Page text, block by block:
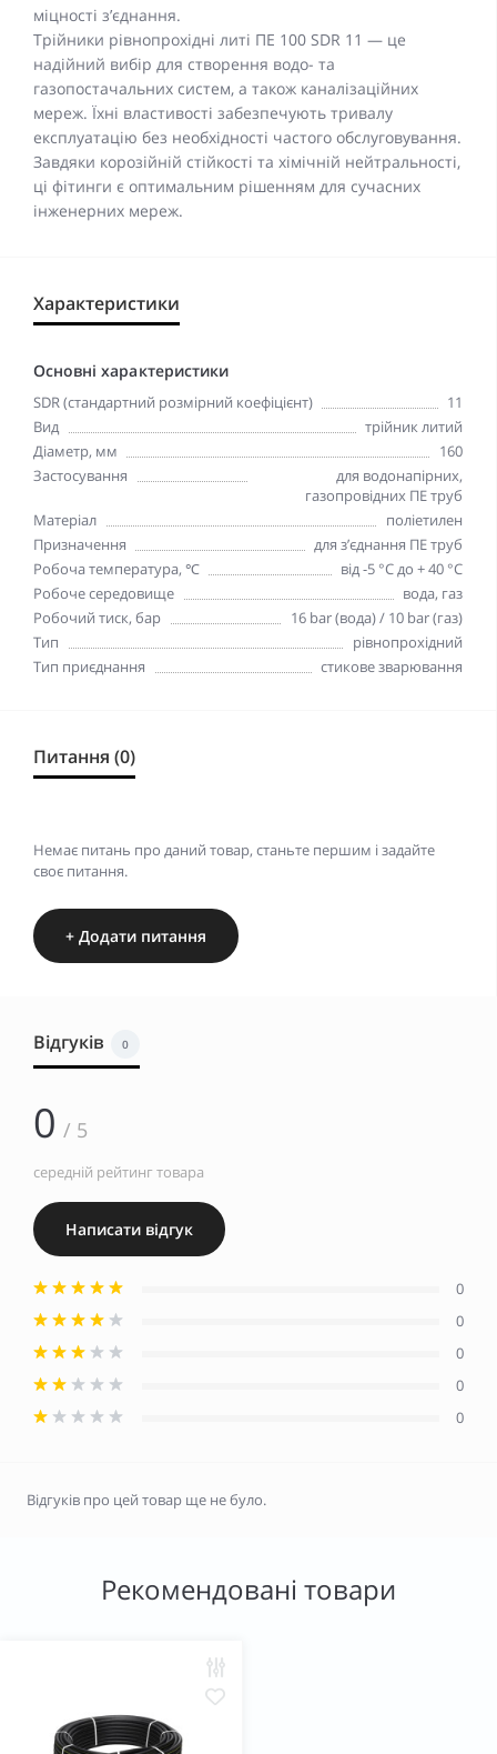
міцності з’єднання.
Трійники рівнопрохідні литі ПЕ 100 SDR 11 — це
надійний вибір для створення водо- та
газопостачальних систем, а також каналізаційних
мереж. Їхні властивості забезпечують тривалу
експлуатацію без необхідності частого обслуговування.
Завдяки корозійній стійкості та хімічній нейтральності,
ці фітинги є оптимальним рішенням для сучасних
інженерних мереж.
Характеристики
Основні характеристики
SDR (стандартний розмірний коефіцієнт)
11
Вид
трійник литий
Діаметр, мм
160
Застосування
для водонапірних,
газопровідних ПЕ труб
Матеріал
поліетилен
Призначення
для з’єднання ПЕ труб
Робоча температура, ℃
від -5 °C до + 40 °C
Робоче середовище
вода, газ
Робочий тиск, бар
16 bar (вода) / 10 bar (газ)
Тип
рівнопрохідний
Тип приєднання
стикове зварювання
Питання (0)
Немає питань про даний товар, станьте першим і задайте
своє питання.
+ Додати питання
Відгуків 0
0 / 5
середній рейтинг товара
Написати відгук
0
0
0
0
0
Відгуків про цей товар ще не було.
Рекомендовані товари